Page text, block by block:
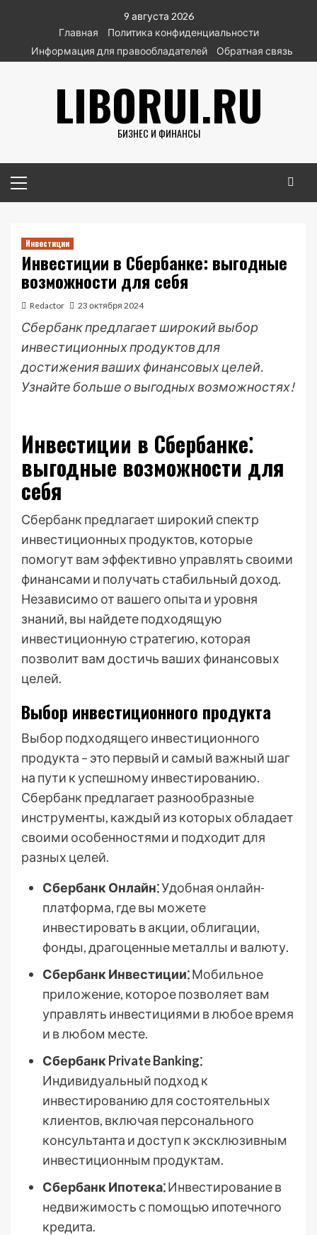
содержимому
9 августа 2026
Главная
Политика конфиденциальности
Информация для правообладателей
Обратная связь
LIBORUI.RU
БИЗНЕС И ФИНАНСЫ
меню
Инвестиции
Инвестиции в Сбербанке: выгодные
возможности для себя
Redactor 23 октября 2024
Сбербанк предлагает широкий выбор
инвестиционных продуктов для
достижения ваших финансовых целей.
Узнайте больше о выгодных возможностях!
Инвестиции в Сбербанке⁚
выгодные возможности для
себя
Сбербанк предлагает широкий спектр
инвестиционных продуктов, которые
помогут вам эффективно управлять своими
финансами и получать стабильный доход.
Независимо от вашего опыта и уровня
знаний, вы найдете подходящую
инвестиционную стратегию, которая
позволит вам достичь ваших финансовых
целей.
Выбор инвестиционного продукта
Выбор подходящего инвестиционного
продукта – это первый и самый важный шаг
на пути к успешному инвестированию.
Сбербанк предлагает разнообразные
инструменты, каждый из которых обладает
своими особенностями и подходит для
разных целей.
Сбербанк Онлайн⁚Удобная онлайн-
платформа, где вы можете
инвестировать в акции, облигации,
фонды, драгоценные металлы и валюту.
Сбербанк Инвестиции⁚Мобильное
приложение, которое позволяет вам
управлять инвестициями в любое время
и в любом месте.
Сбербанк Private Banking⁚
Индивидуальный подход к
инвестированию для состоятельных
клиентов, включая персонального
консультанта и доступ к эксклюзивным
инвестиционным продуктам.
Сбербанк Ипотека⁚Инвестирование в
недвижимость с помощью ипотечного
кредита.